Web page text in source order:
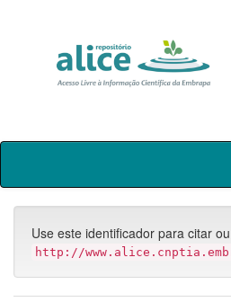
Skip
Use este identificador para citar
http://